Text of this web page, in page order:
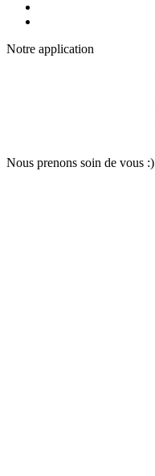
Notre application
Nous prenons soin de vous :)